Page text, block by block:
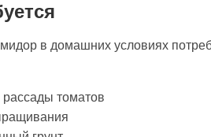
в домашних условиях
томатов